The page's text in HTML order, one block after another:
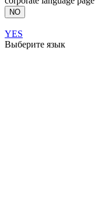
NO
YES
Выберите язык